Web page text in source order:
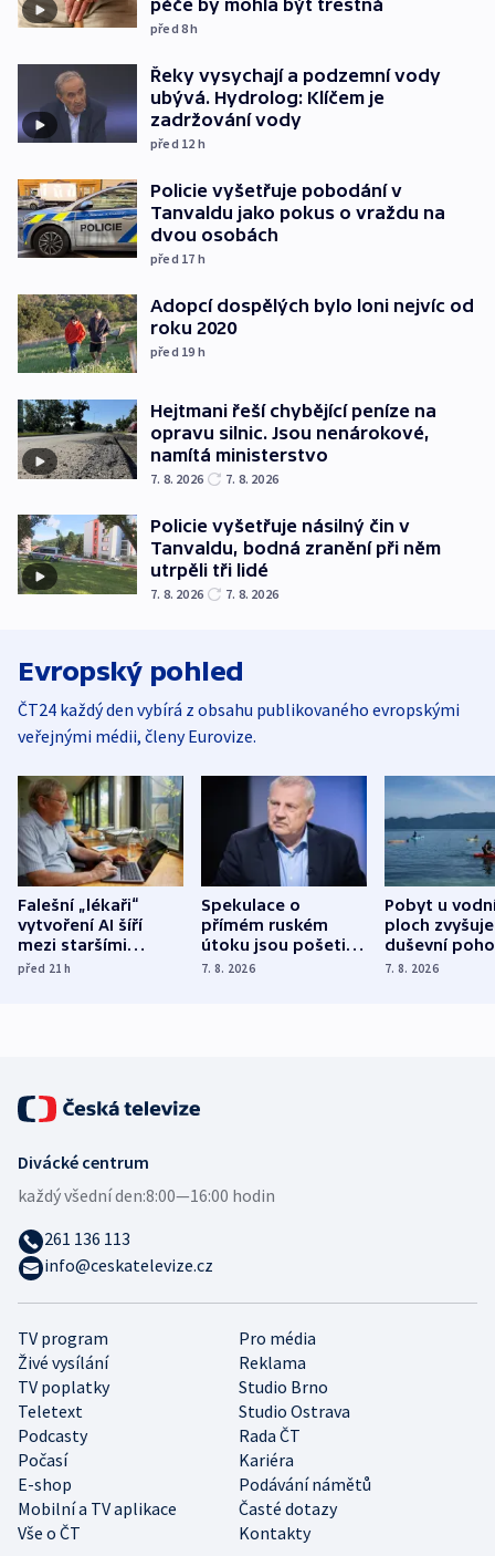
péče by mohla být trestná
před 8h
Řeky vysychají a podzemní vody
ubývá. Hydrolog: Klíčem je
zadržování vody
před 12 h
Policie vyšetřuje pobodání v
Tanvaldu jako pokus o vraždu na
dvou osobách
před 17 h
Adopcí dospělých bylo loni nejvíc od
roku 2020
před 19 h
Hejtmani řeší chybějící peníze na
opravu silnic. Jsou nenárokové,
namítá ministerstvo
7. 8. 2026 7. 8. 2026
Policie vyšetřuje násilný čin v
Tanvaldu, bodná zranění při něm
utrpěli tři lidé
7. 8. 2026 7. 8. 2026
Evropský pohled
ČT24 každý den vybírá z obsahu publikovaného evropskými
veřejnými médii, členy Eurovize.
Falešní „lékaři“
vytvoření AI šíří
mezi staršími
Poláky nebezpečné
před 21h
Spekulace o
přímém ruském
útoku jsou pošetilé,
míní estonský
7. 8. 2026
Pobyt u
ploch zvyšuje
duševní
ukázala
7. 8. 2026
TV program
Pro média
Živé vysílání
Reklama
TV poplatky
Studio Brno
Teletext
Studio Ostrava
Podcasty
Rada ČT
Počasí
Kariéra
E-shop
Podávání námětů
Mobilní a TV aplikace
Časté dotazy
Vše o ČT
Kontakty
Divácké centrum
každý všední den:8:00—16:00 hodin
261 136 113
info@ceskatelevize.cz